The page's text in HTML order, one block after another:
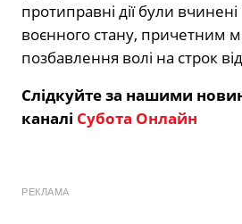
протиправні дії були
воєнного стану, причетним
позбавлення волі на строк
Слідкуйте за нашими
каналі Субота Онлайн
РЕКЛАМА